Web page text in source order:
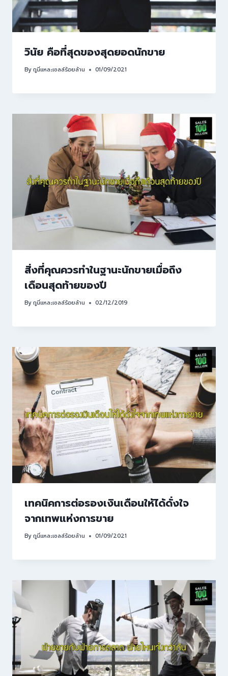
วินัย คือที่สุดของสุดยอดนักขาย
Byกูนี่แหละเซลล์ร้อยล้าน 01/09/2021
สิ่งที่คุณควรทำในฐานะนักขายเมื่อถึง
เดือนสุดท้ายของปี
Byกูนี่แหละเซลล์ร้อยล้าน 02/12/2019
เทคนิคการต่อรองเงินเดือนให้ได้ดั่งใจ
จากเทพแห่งการขาย
Byกูนี่แหละเซลล์ร้อยล้าน 01/09/2021